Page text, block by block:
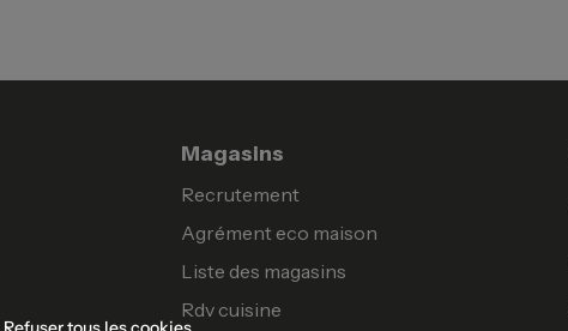
Magasins
Recrutement
Agrément eco maison
Liste des magasins
Rdv cuisine